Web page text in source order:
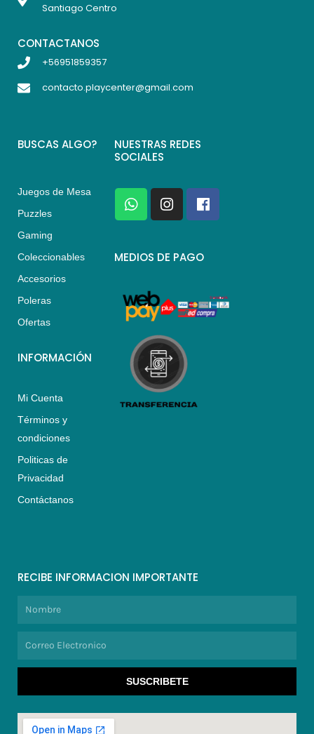
Santiago Centro
CONTACTANOS
+56951859357
contacto.playcenter@gmail.com
BUSCAS ALGO?
Juegos de Mesa
Puzzles
Gaming
Coleccionables
Accesorios
Poleras
Ofertas
INFORMACIÓN
Mi Cuenta
Términos y
condiciones
Politicas de
Privacidad
Contáctanos
NUESTRAS REDES
SOCIALES
W
h
a
s
p
I
n
s
a
a
m
F
a
c
b
k
MEDIOS DE PAGO
RECIBE INFORMACION IMPORTANTE
SUSCRIBETE